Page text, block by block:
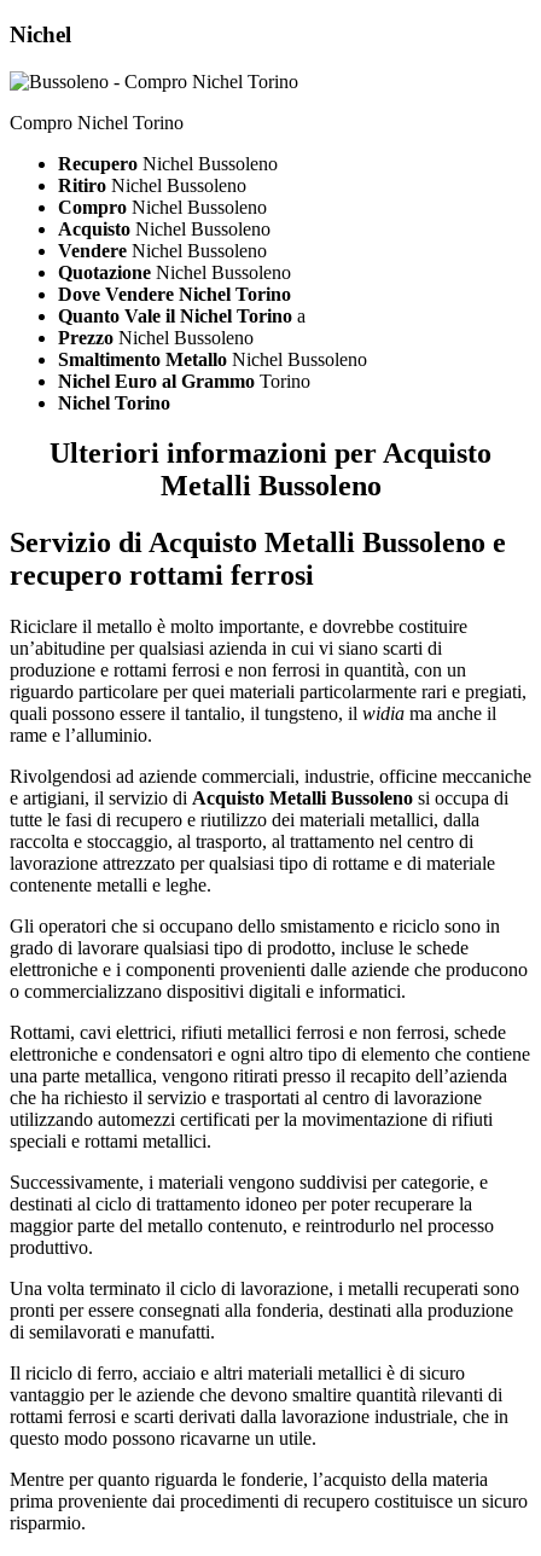
Nichel
Compro Nichel Torino
Recupero Nichel Bussoleno
Ritiro Nichel Bussoleno
Compro Nichel Bussoleno
Acquisto Nichel Bussoleno
Vendere Nichel Bussoleno
Quotazione Nichel Bussoleno
Dove Vendere Nichel Torino
Quanto Vale il Nichel Torino a
Prezzo Nichel Bussoleno
Smaltimento Metallo Nichel Bussoleno
Nichel Euro al Grammo Torino
Nichel Torino
Ulteriori informazioni per Acquisto
Metalli Bussoleno
Servizio diAcquisto Metalli Bussoleno e
recupero rottami ferrosi
Riciclare il metallo è molto importante, e dovrebbe costituire
un’abitudine per qualsiasi azienda in cui vi siano scarti di
produzione e rottami ferrosi e non ferrosi in quantità, con un
riguardo particolare per quei materiali particolarmente rari e pregiati,
quali possono essere il tantalio, il tungsteno, il widia ma anche il
rame e l’alluminio.
Rivolgendosi ad aziende commerciali, industrie, officine meccaniche
e artigiani, il servizio di Acquisto Metalli Bussoleno si occupa di
tutte le fasi di recupero e riutilizzo dei materiali metallici, dalla
raccolta e stoccaggio, al trasporto, al trattamento nel centro di
lavorazione attrezzato per qualsiasi tipo di rottame e di materiale
contenente metalli e leghe.
Gli operatori che si occupano dello smistamento e riciclo sono in
grado di lavorare qualsiasi tipo di prodotto, incluse le schede
elettroniche e i componenti provenienti dalle aziende che producono
o commercializzano dispositivi digitali e informatici.
Rottami, cavi elettrici, rifiuti metallici ferrosi e non ferrosi, schede
elettroniche e condensatori e ogni altro tipo di elemento che contiene
una parte metallica, vengono ritirati presso il recapito dell’azienda
che ha richiesto il servizio e trasportati al centro di lavorazione
utilizzando automezzi certificati per la movimentazione di rifiuti
speciali e rottami metallici.
Successivamente, i materiali vengono suddivisi per categorie, e
destinati al ciclo di trattamento idoneo per poter recuperare la
maggior parte del metallo contenuto, e reintrodurlo nel processo
produttivo.
Una volta terminato il ciclo di lavorazione, i metalli recuperati sono
pronti per essere consegnati alla fonderia, destinati alla produzione
di semilavorati e manufatti.
Il riciclo di ferro, acciaio e altri materiali metallici è di sicuro
vantaggio per le aziende che devono smaltire quantità rilevanti di
rottami ferrosi e scarti derivati dalla lavorazione industriale, che in
questo modo possono ricavarne un utile.
Mentre per quanto riguarda le fonderie, l’acquisto della materia
prima proveniente dai procedimenti di recupero costituisce un sicuro
risparmio.